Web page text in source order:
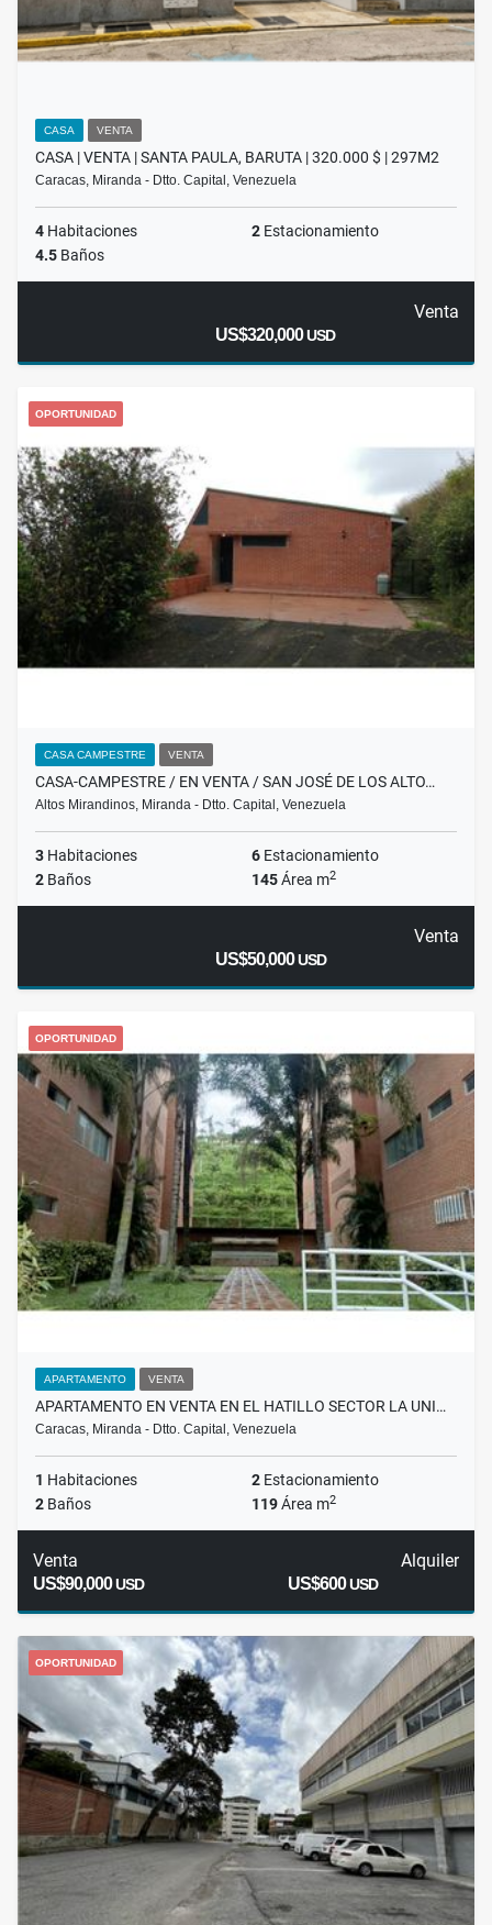
CASA VENTA
CASA | VENTA | SANTA PAULA, BARUTA | 320.000 $ | 297M2
Caracas, Miranda - Dtto. Capital, Venezuela
4 Habitaciones 2 Estacionamiento
4.5 Baños
Venta
US$320,000USD
OPORTUNIDAD
CASA CAMPESTRE VENTA
CASA-CAMPESTRE / EN VENTA / SAN JOSÉ DE LOS ALTO…
Altos Mirandinos, Miranda - Dtto. Capital, Venezuela
3 Habitaciones 6 Estacionamiento
2 Baños 145Área m2
Venta
US$50,000USD
OPORTUNIDAD
APARTAMENTO VENTA
APARTAMENTO EN VENTA EN EL HATILLO SECTOR LA UNI…
Caracas, Miranda - Dtto. Capital, Venezuela
1 Habitaciones 2 Estacionamiento
2 Baños 119Área m2
Venta
US$90,000USD
Alquiler
US$600USD
OPORTUNIDAD